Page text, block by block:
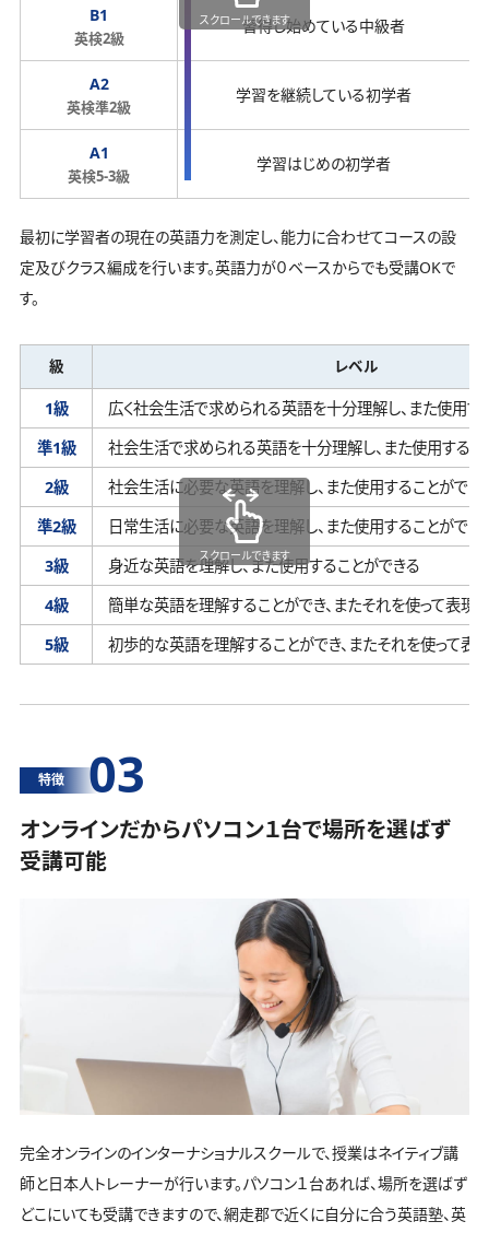
B1
英検2級
習得し始めている中級者
A2
英検準2級
学習を継続している初学者
A1
英検5-3級
学習はじめの初学者
スクロールできます
最初に学習者の現在の英語力を測定し、能力に合わせてコースの設
定及びクラス編成を行います。英語力が０ベースからでも受講OKで
す。
級 レベル
1級 広く社会生活で求められる英語を十分理解し、 また使用す
準1級
社会生活で求められる英語を十分理解し、 また使用するこ
2級
社会生活に必要な英語を理解し、 また使用することができ
準2級
日常生活に必要な英語を理解し、 また使用することができ
3級
身近な英語を理解し、また使用することができる
4級
簡単な英語を理解することができ、 またそれを使って表現
5級
初歩的な英語を理解することができ、 またそれを使って表
スクロールできます
特徴 03
オンラインだからパソコン１台で場所を選ばず
受講可能
完全オンラインのインターナショナルスクールで、授業はネイティブ講
師と日本人トレーナーが行います。パソコン１台あれば、場所を選ばず
どこにいても受講できますので、網走郡で近くに自分に合う英語塾、英